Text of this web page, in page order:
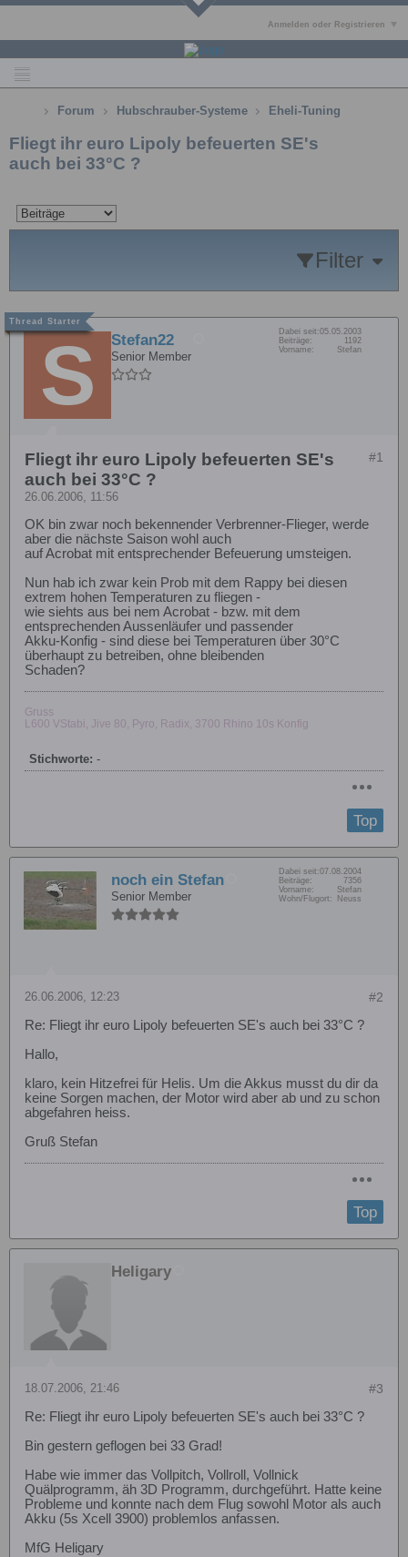
Anmelden oder Registrieren
Forum Hubschrauber-Systeme Eheli-Tuning
Fliegt ihr euro Lipoly befeuerten SE's
auch bei 33°C ?
Filter
Stefan22
Senior Member
Dabei seit:05.05.2003
Beiträge:
1192
Vorname:
Stefan
#1
Fliegt ihr euro Lipoly befeuerten SE's
auch bei 33°C ?
26.06.2006, 11:56
OK bin zwar noch bekennender Verbrenner-Flieger, werde
aber die nächste Saison wohl auch
auf Acrobat mit entsprechender Befeuerung umsteigen.
Nun hab ich zwar kein Prob mit dem Rappy bei diesen
extrem hohen Temperaturen zu fliegen -
wie siehts aus bei nem Acrobat - bzw. mit dem
entsprechenden Aussenläufer und passender
Akku-Konfig - sind diese bei Temperaturen über 30°C
überhaupt zu betreiben, ohne bleibenden
Schaden?
Gruss
L600 VStabi, Jive 80, Pyro, Radix, 3700 Rhino 10s Konfig
Stichworte: -
Top
noch ein Stefan
Senior Member
Dabei seit:07.08.2004
Beiträge:
7356
Vorname:
Stefan
Wohn/Flugort:
Neuss
#2
26.06.2006, 12:23
Re: Fliegt ihr euro Lipoly befeuerten SE's auch bei 33°C ?
Hallo,
klaro, kein Hitzefrei für Helis. Um die Akkus musst du dir da
keine Sorgen machen, der Motor wird aber ab und zu schon
abgefahren heiss.
Gruß Stefan
Top
Heligary
#3
18.07.2006, 21:46
Re: Fliegt ihr euro Lipoly befeuerten SE's auch bei 33°C ?
Bin gestern geflogen bei 33 Grad!
Habe wie immer das Vollpitch, Vollroll, Vollnick
Quälprogramm, äh 3D Programm, durchgeführt. Hatte keine
Probleme und konnte nach dem Flug sowohl Motor als auch
Akku (5s Xcell 3900) problemlos anfassen.
MfG Heligary